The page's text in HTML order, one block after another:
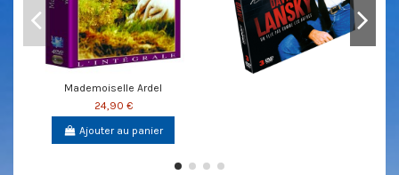
Mademoiselle Ardel
24,90 €
Ajouter au panier